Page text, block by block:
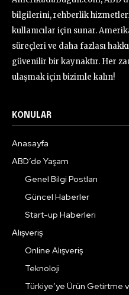
bilgilerini, rehberlik
kullanıcılar için sunar.
süreçleri ve daha fazlası
güvenilir bir kaynaktır. Her
ulaşmak için bizimle kalın!
KONULAR
Anasayfa
ABD’de Yaşam
Genel Bilgi Postları
Güncel Haberler
Start-up Haberleri
Alışveriş
Online Alışveriş
Teknoloji
Türkiye’ye Ürün Getirtme